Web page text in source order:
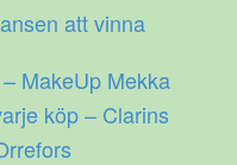
att vinna
MakeUp Mekka
köp – Clarins